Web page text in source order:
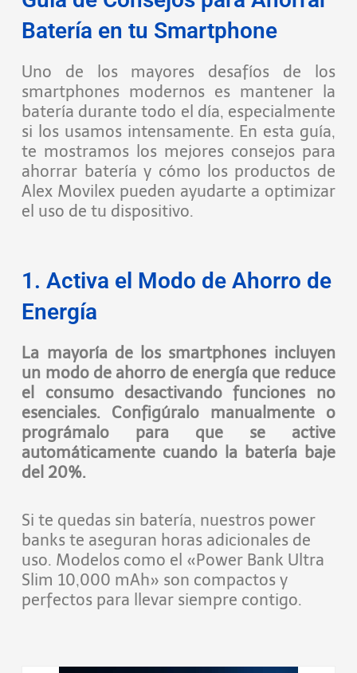
Batería en tu Smartphone
Uno de los mayores desafíos de los
smartphones modernos es mantener la
batería durante todo el día, especialmente
si los usamos intensamente. En esta guía,
te mostramos los mejores consejos para
ahorrar batería y cómo los productos de
Alex Movilex pueden ayudarte a optimizar
el uso de tu dispositivo.
1. Activa el Modo de Ahorro de
Energía
La mayoría de los smartphones incluyen
un modo de ahorro de energía que reduce
el consumo desactivando funciones no
esenciales. Configúralo manualmente o
prográmalo para que se active
automáticamente cuando la batería baje
del 20%.
Si te quedas sin batería, nuestros power
banks te aseguran horas adicionales de
uso. Modelos como el «Power Bank Ultra
Slim 10,000 mAh» son compactos y
perfectos para llevar siempre contigo.